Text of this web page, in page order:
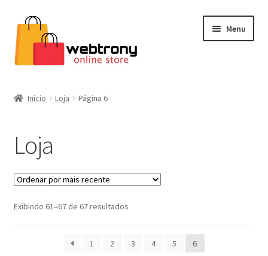
Pular
para
navegação
Pular
para
o
conteúdo
Menu
Cafeteiras
Eletrodomésticos
Cascatas de chocolate
Início Loja Página 6
Loja
Exibindo 61–67 de 67 resultadosClassificado
recente
1 2 3 4 5 6